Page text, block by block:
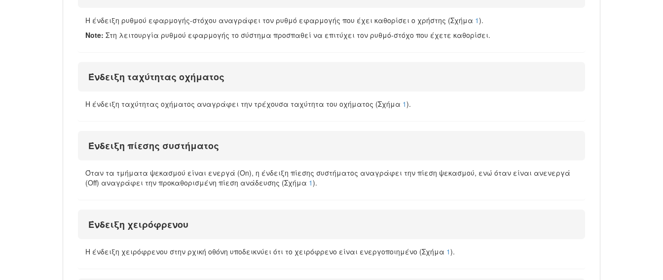
Η ένδειξη ρυθμού εφαρμογής-στόχου αναγράφει τον ρυθμό εφαρμογής που έχει καθορίσει ο χρήστης (Σχήμα 1).
Note: Στη λειτουργία ρυθμού εφαρμογής το σύστημα προσπαθεί να επιτύχει τον ρυθμό-στόχο που έχετε καθορίσει.
Ένδειξη ταχύτητας οχήματος
Η ένδειξη ταχύτητας οχήματος αναγράφει την τρέχουσα ταχύτητα του οχήματος (Σχήμα 1).
Ένδειξη πίεσης συστήματος
Όταν τα τμήματα ψεκασμού είναι ενεργά (On), η ένδειξη πίεσης συστήματος αναγράφει την πίεση ψεκασμού, ενώ όταν είναι ανενεργά
(Off) αναγράφει την προκαθορισμένη πίεση ανάδευσης (Σχήμα 1).
Ένδειξη χειρόφρενου
Η ένδειξη χειρόφρενου στην ρχική οθόνη υποδεικνύει ότι το χειρόφρενο είναι ενεργοποιημένο (Σχήμα 1).